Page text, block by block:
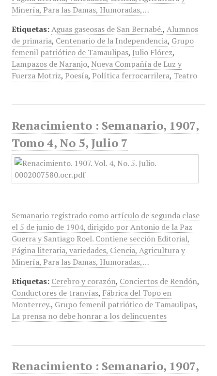
Minería, Para las Damas, Humoradas,…
Etiquetas: Aguas gaseosas de San Bernabé., Alumnos
de primaria, Centenario de la Independencia, Grupo
femenil patriótico de Tamaulipas, Julio Flórez,
Lampazos de Naranjo, Nueva Compañía de Luz y
Fuerza Motriz, Poesía, Política ferrocarrilera, Teatro
Renacimiento : Semanario, 1907,
Tomo 4, No 5, Julio 7
Semanario registrado como artículo de segunda clase
el 5 de junio de 1904, dirigido por Antonio de la Paz
Guerra y Santiago Roel. Contiene sección Editorial,
Página literaria, variedades, Ciencia, Agricultura y
Minería, Para las Damas, Humoradas,…
Etiquetas: Cerebro y corazón, Conciertos de Rendón,
Conductores de tranvías, Fábrica del Topo en
Monterrey., Grupo femenil patriótico de Tamaulipas,
La prensa no debe honrar a los delincuentes
Renacimiento : Semanario, 1907,